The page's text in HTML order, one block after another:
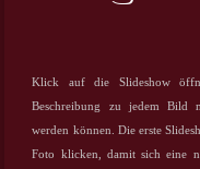
Klick auf die Slideshow
Beschreibung zu jedem Bild
werden können. Die erste
Foto klicken, damit sich eine